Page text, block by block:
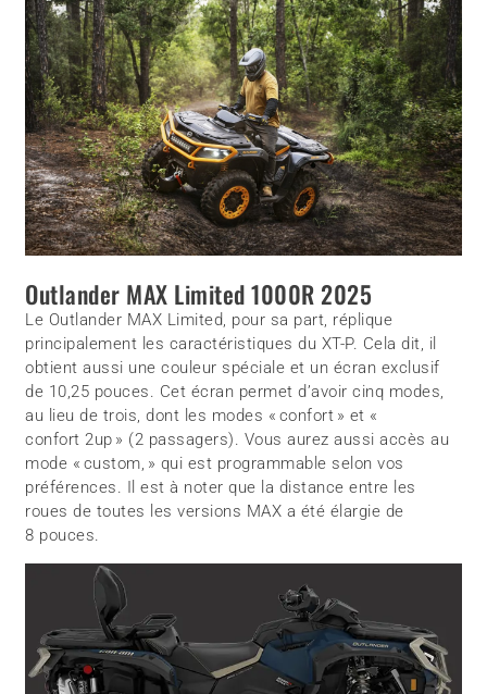
Outlander MAX Limited 1000R 2025
Le Outlander MAX Limited, pour sa part, réplique
principalement les caractéristiques du XT-P. Cela dit, il
obtient aussi une couleur spéciale et un écran exclusif
de 10,25 pouces. Cet écran permet d’avoir cinq modes,
au lieu de trois, dont les modes « confort » et «
confort 2up » (2 passagers). Vous aurez aussi accès au
mode « custom, » qui est programmable selon vos
préférences. Il est à noter que la distance entre les
roues de toutes les versions MAX a été élargie de
8 pouces.